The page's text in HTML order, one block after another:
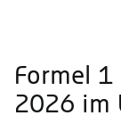
Formel 1
2026 im